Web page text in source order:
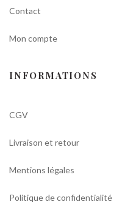
Contact
Mon compte
INFORMATIONS
CGV
Livraison et retour
Mentions légales
Politique de confidentialité